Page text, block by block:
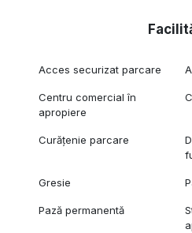
Acces securizat parcare
Centru comercial în
apropiere
Curățenie parcare
Gresie
Pază permanentă